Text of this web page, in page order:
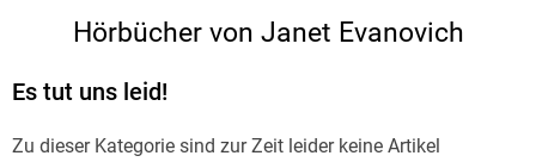
Hörbücher von Janet Evanovich
Es tut uns leid!
Zu dieser Kategorie sind zur Zeit leider keine Artikel